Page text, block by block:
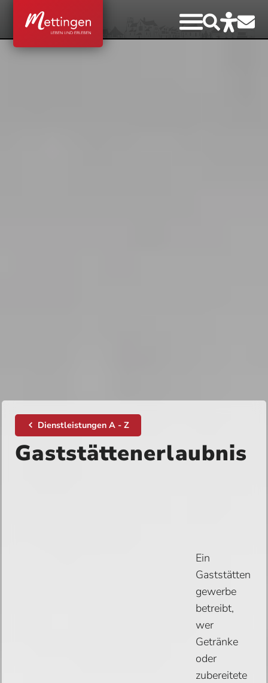
Dienstleistungen A - Z
Gaststättenerlaubnis
Ein
Gaststätten
gewerbe
betreibt,
wer
Getränke
oder
zubereitete